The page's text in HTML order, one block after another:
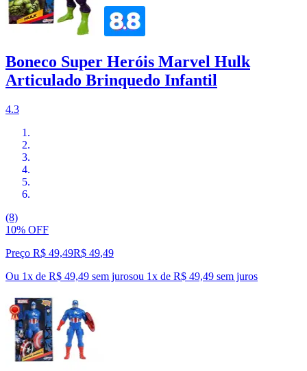
Boneco Super Heróis Marvel Hulk
Articulado Brinquedo Infantil
4.3
(8)
10% OFF
Preço R$ 49,49R$ 49,49
Ou 1x de R$ 49,49 sem jurosou 1x de R$ 49,49 sem juros